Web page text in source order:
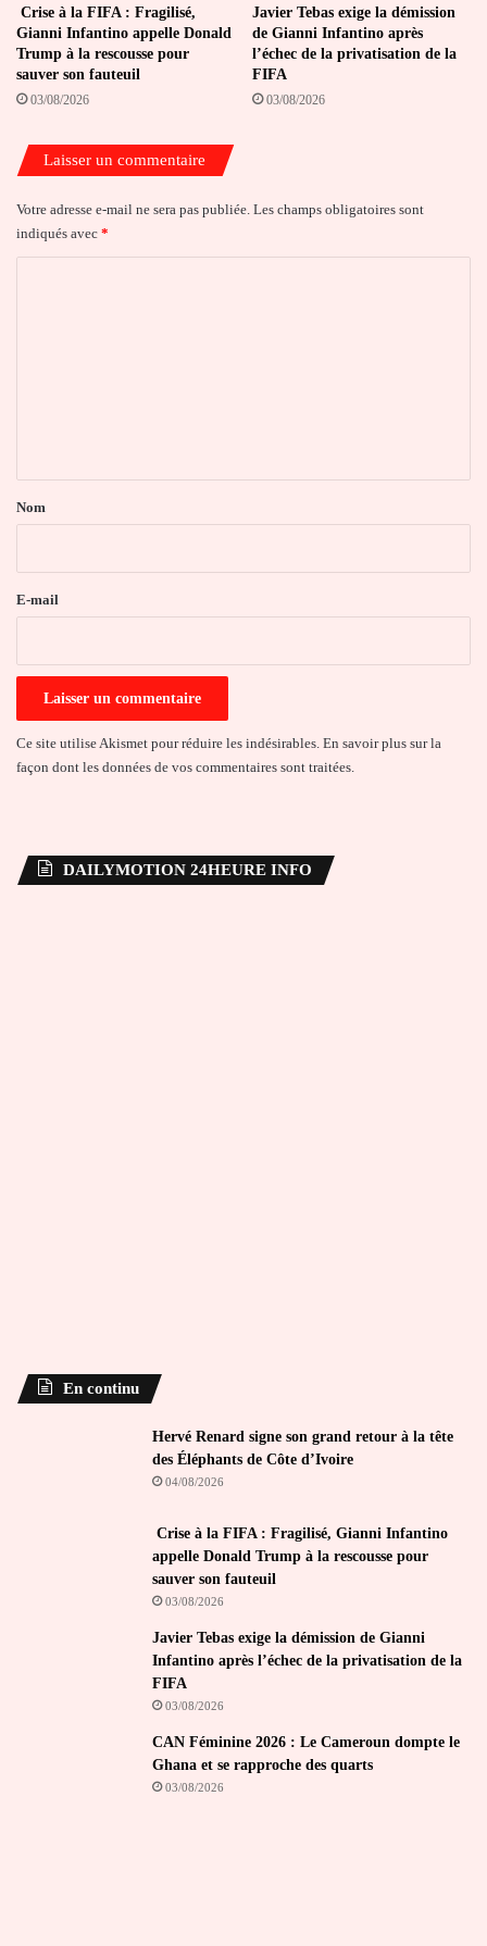
Crise à la FIFA : Fragilisé,
Gianni Infantino appelle Donald
Trump à la rescousse pour
sauver son fauteuil
03/08/2026
Javier Tebas exige la démission
de Gianni Infantino après
l’échec de la privatisation de la
FIFA
03/08/2026
Laisser un commentaire
Votre adresse e-mail ne sera pas publiée. Les champs obligatoires sont
indiqués avec *
a
e
Nom
E-mail
Ce site utilise Akismet pour réduire les indésirables. En savoir plus sur la
façon dont les données de vos commentaires sont traitées
DAILYMOTION 24HEURE INFO
En continu
Hervé Renard signe son grand retour à la tête
des Éléphants de Côte d’Ivoire
04/08/2026
Crise à la FIFA : Fragilisé, Gianni Infantino
appelle Donald Trump à la rescousse pour
sauver son fauteuil
03/08/2026
Javier Tebas exige la démission de Gianni
Infantino après l’échec de la privatisation de la
FIFA
03/08/2026
CAN Féminine 2026 : Le Cameroun dompte le
Ghana et se rapproche des quarts
03/08/2026